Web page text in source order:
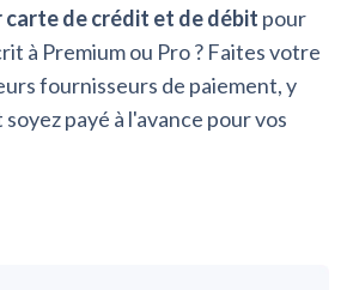
de crédit et de débit pour
à Premium ou Pro ? Faites votre
fournisseurs de paiement, y
soyez payé à l'avance pour vos